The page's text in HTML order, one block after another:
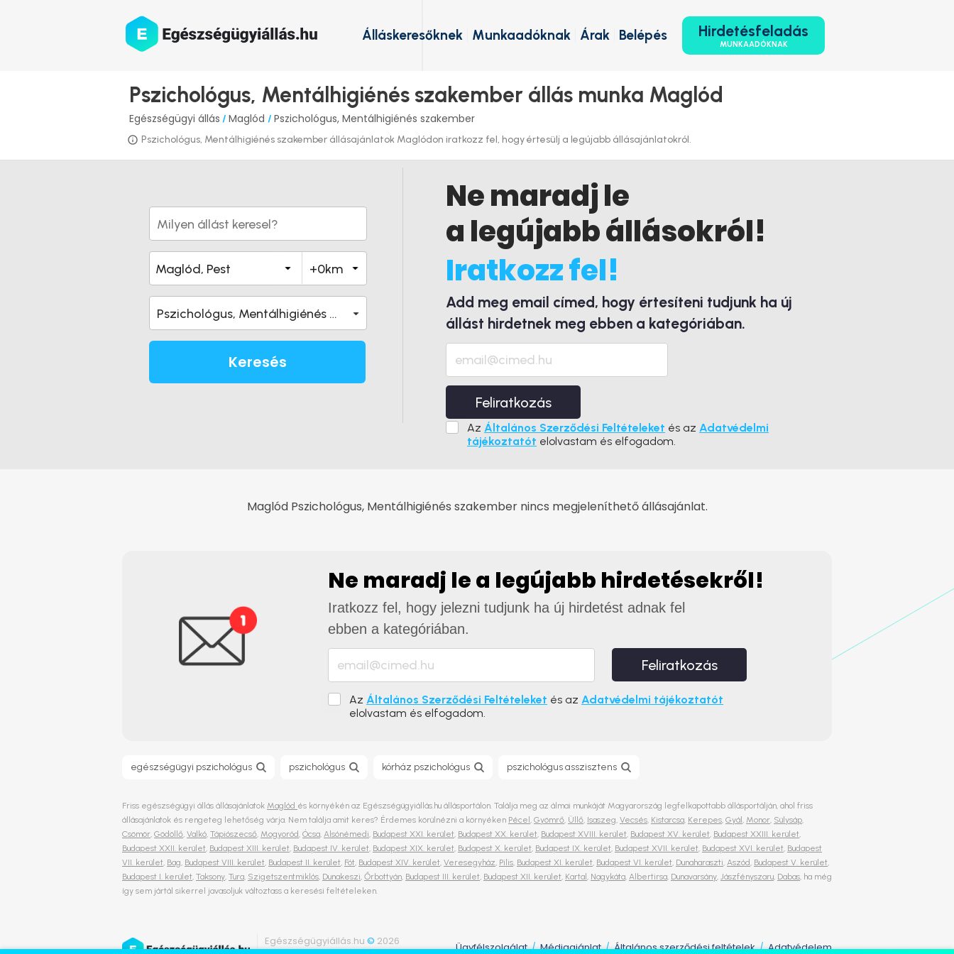
Hirdetésfeladás
MUNKAADÓKNAK
Belépés
Árak
Munkaadóknak
Álláskeresőknek
Pszichológus, Mentálhigiénés szakember állás munka Maglód
Egészségügyi állás / Maglód / Pszichológus, Mentálhigiénés szakember
Pszichológus, Mentálhigiénés szakember állásajánlatok Maglódon iratkozz fel, hogy értesülj a legújabb állásajánlatokról.
Pszichológus, Mentálhigiénés szakember
Keresés
Ne maradj le
a legújabb állásokról!
Iratkozz fel!
Add meg email címed, hogy értesíteni tudjunk ha új
állást hirdetnek meg ebben a kategóriában.
Feliratkozás
Az Általános Szerződési Feltételeket és az Adatvédelmi
tájékoztatót elolvastam és elfogadom.
Maglód Pszichológus, Mentálhigiénés szakember nincs megjeleníthető állásajánlat.
Ne maradj le a legújabb hirdetésekről!
Iratkozz fel, hogy jelezni tudjunk ha új hirdetést adnak fel
ebben a kategóriában.
Feliratkozás
Az Általános Szerződési Feltételeket és az Adatvédelmi tájékoztatót
elolvastam és elfogadom.
egészségügyi pszichológus pszichológus kórház pszichológus pszichológus asszisztens
Friss egészségügyi állás állásajánlatok Maglód és környékén az Egészségügyiállás.hu állásportálon. Találja meg az álmai munkáját Magyarország legfelkapottabb állásportálján, ahol friss
állásajánlatok és rengeteg lehetőség várja. Nem találja amit keres? Érdemes körülnézni a környéken Pécel , Gyömrő, Üllő, Isaszeg, Vecsés, Kistarcsa, Kerepes, Gyál , Monor, Sülysáp,
Csömör, Gödöllő, Valkó, Tápiószecső, Mogyoród , Ócsa, Alsónémedi, Budapest XXI. kerület, Budapest XX. kerület, Budapest XVIII. kerület, Budapest XV. kerület, Budapest XXIII. kerület,
Budapest XXII. kerület, Budapest XIII. kerület, Budapest IV. kerület, Budapest XIX. kerület, Budapest X. kerület, Budapest IX. kerület, Budapest XVII. kerület, Budapest XVI. kerület, Budapest
VII. kerület, Bag, Budapest VIII. kerület, Budapest II. kerület, Fót, Budapest XIV. kerület, Veresegyház, Pilis, Budapest XI. kerület, Budapest VI. kerület, Dunaharaszti, Aszód , Budapest V. kerület,
Budapest I. kerület, Taksony, Tura, Szigetszentmiklós, Dunakeszi, Őrbottyán, Budapest III. kerület, Budapest XII. kerület, Kartal , Nagykáta, Albertirsa, Dunavarsány, Jászfényszaru, Dabas, ha még
így sem jártál sikerrel javasoljuk változtass a keresési feltételeken.
Egészségügyiállás.hu © 2026
Ügyfélszolgálat/Médiaajánlat/Általános szerződési feltételek/Adatvédelem